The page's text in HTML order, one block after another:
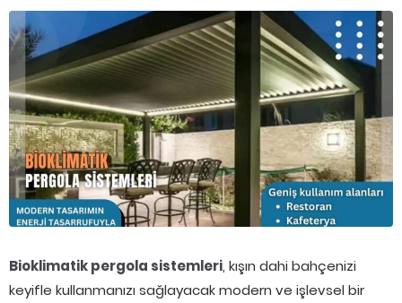
Bioklimatik pergola sistemleri, kışın dahi bahçenizi
keyifle kullanmanızı sağlayacak modern ve işlevsel bir